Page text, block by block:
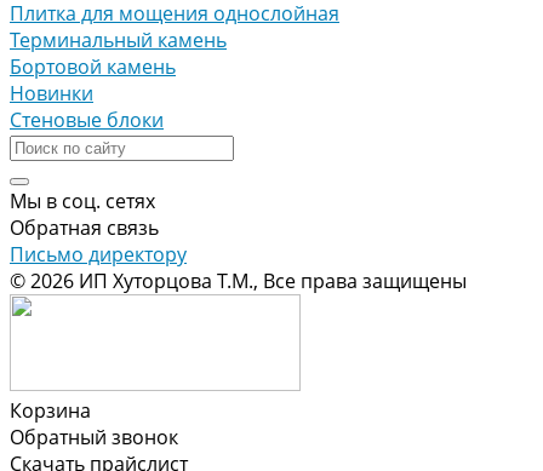
Плитка для мощения однослойная
Терминальный камень
Бортовой камень
Новинки
Стеновые блоки
Мы в соц. сетях
Обратная связь
Письмо директору
© 2026 ИП Хуторцова Т.М., Все права защищены
Корзина
Обратный звонок
Скачать прайслист